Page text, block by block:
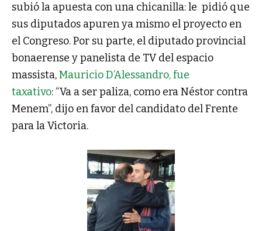
subió la apuesta con una chicanilla: le pidió que
sus diputados apuren ya mismo el proyecto en
el Congreso. Por su parte, el diputado provincial
bonaerense y panelista de TV del espacio
massista,Mauricio D’Alessandro, fue
taxativo: “Va a ser paliza, como era Néstor contra
Menem”, dijo en favor del candidato del Frente
para la Victoria.